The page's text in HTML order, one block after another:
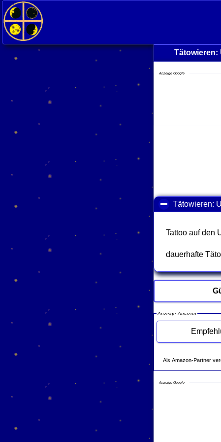
Tätowieren:
Anzeige Google
Tätowieren:
Tattoo auf den
dauerhafte
Anzeige Amazon
Als Amazon-Partner
Anzeige Google